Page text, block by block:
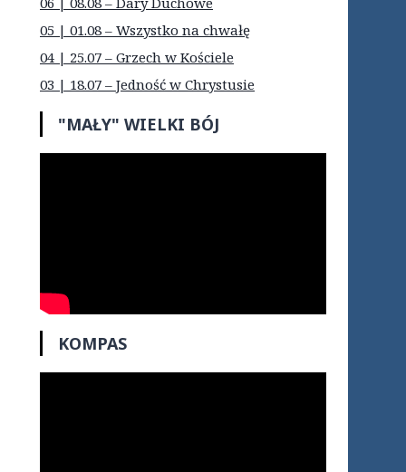
05 | 01.08 – Wszystko na chwałę
04 | 25.07 – Grzech w Kościele
03 | 18.07 – Jedność w Chrystusie
"MAŁY" WIELKI BÓJ
KOMPAS